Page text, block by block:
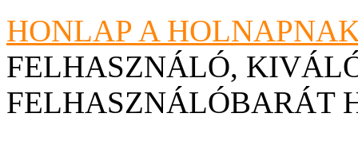
HONLAP A
FELHASZNÁLÓ,
FELHASZNÁLÓBARÁT